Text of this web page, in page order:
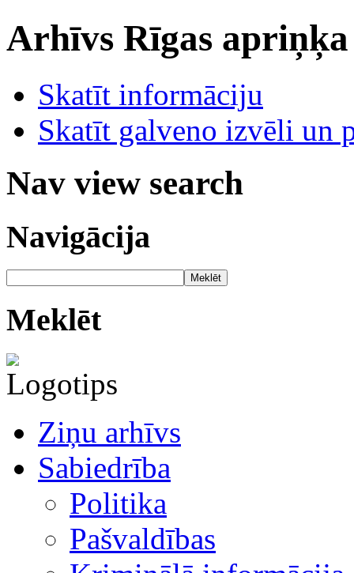
Arhīvs Rīgas
Skatīt informāciju
Skatīt galveno izvēli un
Nav view search
Navigācija
Meklēt
Meklēt
Ziņu arhīvs
Sabiedrība
Politika
Pašvaldības